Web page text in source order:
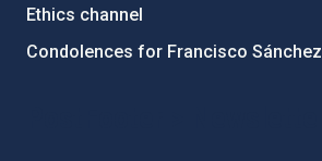
Ethics channel
Condolences for Francisco Sánchez